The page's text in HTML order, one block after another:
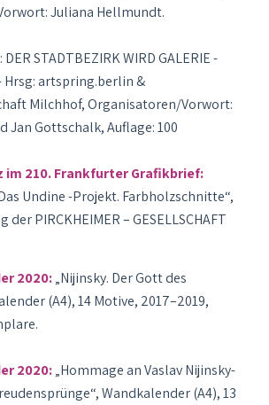
Juliana Hellmundt.
: DER STADTBEZIRK WIRD GALERIE -
artspring.berlin &
Milchhof, Organisatoren/Vorwort:
Jan Gottschalk, Auflage: 100
im 210. Frankfurter Grafikbrief:
Undine -Projekt. Farbholzschnitte“,
PIRCKHEIMER – GESELLSCHAFT
2020:„Nijinsky. Der Gott des
(A4), 14 Motive, 2017–2019,
2020:„Hommage an Vaslav Nijinsky-
Wandkalender (A4), 13